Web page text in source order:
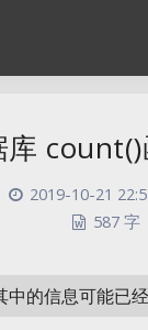
库
2019-10-21
587 字
的信息可能已